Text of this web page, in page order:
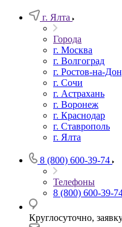
г. Ялта
Города
г. Москва
г. Волгоград
г. Ростов-на-
г. Сочи
г. Астрахань
г. Воронеж
г. Краснодар
г. Ставрополь
г. Ялта
8 (800) 600-39-74
Телефоны
8 (800) 600-39-
Круглосуточно,